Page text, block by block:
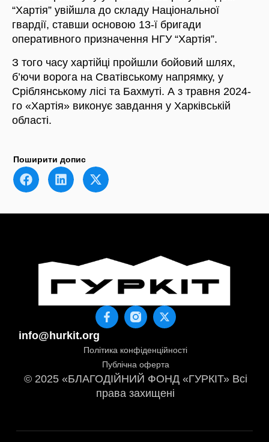
“Хартія” увійшла до складу Національної
гвардії, ставши основою 13-ї бригади
оперативного призначення НГУ “Хартія”.
З того часу хартійці пройшли бойовий шлях,
б’ючи ворога на Сватівському напрямку, у
Сріблянському лісі та Бахмуті. А з травня 2024-
го «Хартія» виконує завдання у Харківській
області.
Поширити допис
info@hurkit.org
Політика конфіденційності
Публічна оферта
© 2025 «БЛАГОДІЙНИЙ ФОНД «ГУРКІТ» Всі
права захищені